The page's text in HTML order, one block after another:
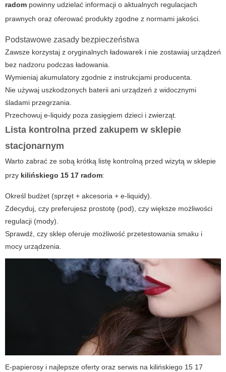
radom powinny udzielać informacji o aktualnych regulacjach
prawnych oraz oferować produkty zgodne z normami jakości.
Podstawowe zasady bezpieczeństwa
Zawsze korzystaj z oryginalnych ładowarek i nie zostawiaj urządzeń
bez nadzoru podczas ładowania.
Wymieniaj akumulatory zgodnie z instrukcjami producenta.
Nie używaj uszkodzonych baterii ani urządzeń z widocznymi
śladami przegrzania.
Przechowuj e-liquidy poza zasięgiem dzieci i zwierząt.
Lista kontrolna przed zakupem w sklepie
stacjonarnym
Warto zabrać ze sobą krótką listę kontrolną przed wizytą w sklepie
przy kilińskiego 15 17 radom:
Określ budżet (sprzęt + akcesoria + e-liquidy).
Zdecyduj, czy preferujesz prostotę (pod), czy większe możliwości
regulacji (mody).
Sprawdź, czy sklep oferuje możliwość przetestowania smaku i
mocy urządzenia.
E-papierosy i najlepsze oferty oraz serwis na kilińskiego 15 17